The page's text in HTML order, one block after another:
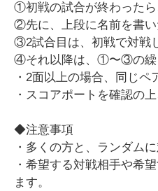
①初戦の試合が終わったら
②先に、上段に名前を書い
③2試合目は、初戦で対戦
④それ以降は、①〜③の繰
・2面以上の場合、同じ
・スコアポートを確認の
◆注意事項
・多くの方と、ランダム
・希望する対戦相手や希
ます。